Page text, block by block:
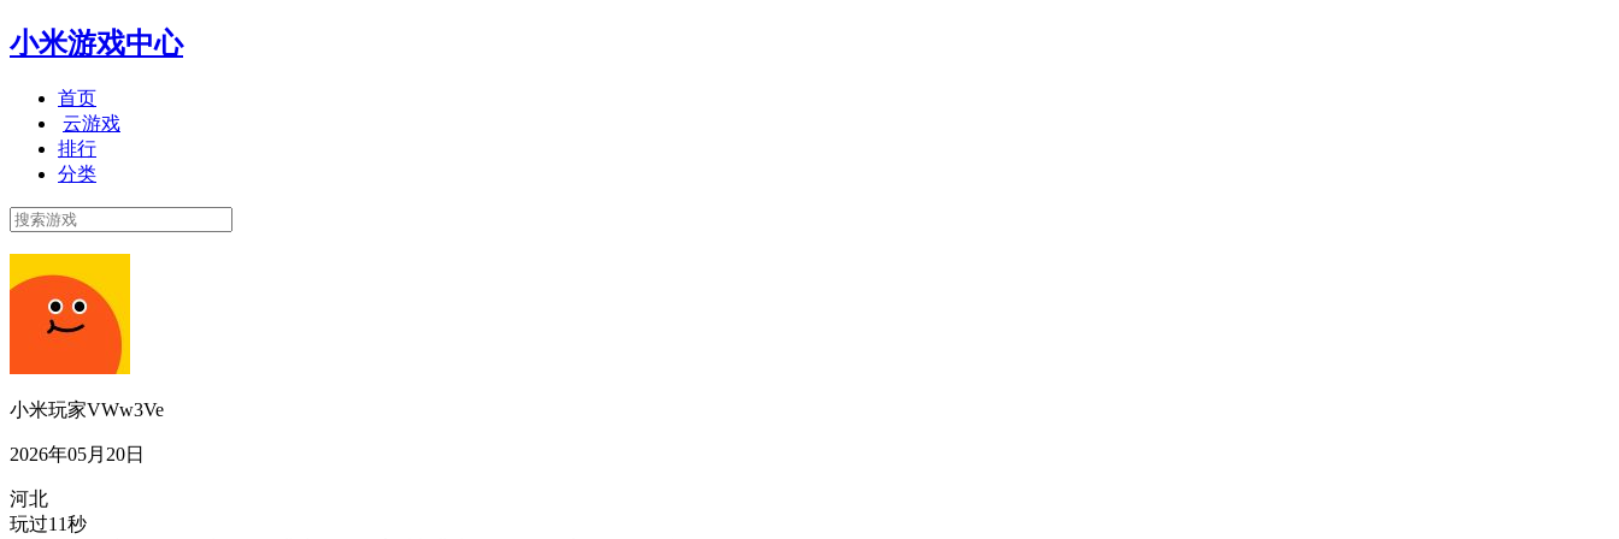
小米游戏中心
首页
云游戏
排行
分类
小米玩家VWw3Ve
2026年05月20日
河北
玩过11秒